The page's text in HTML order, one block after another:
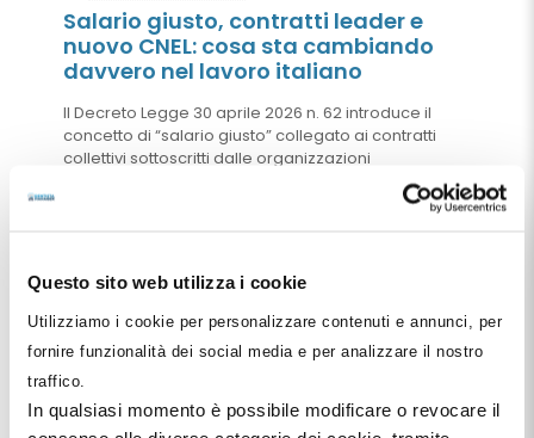
Questo sito web utilizza i cookie
Utilizziamo i cookie per personalizzare contenuti e annunci, per
fornire funzionalità dei social media e per analizzare il nostro
traffico.
In qualsiasi momento è possibile modificare o revocare il
Salario giusto, contratti leader e
nuovo CNEL: cosa sta cambiando
davvero nel lavoro italiano
Il Decreto Legge 30 aprile 2026 n. 62 introduce il
concetto di “salario giusto” collegato ai contratti
collettivi sottoscritti dalle organizzazioni
comparativamente più rappresentative sul piano
cambiare profondamente gli equilibri della
contrattazione collettiva italiana, con effetti
importanti anche per studi dentistici e società